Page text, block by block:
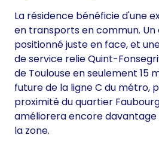
La résidence bénéficie d'une
en transports en commun.
positionné juste en face, et
de service relie Quint-
de Toulouse en seulement 15
future de la ligne C du métro,
proximité du quartier
améliorera encore
la zone.